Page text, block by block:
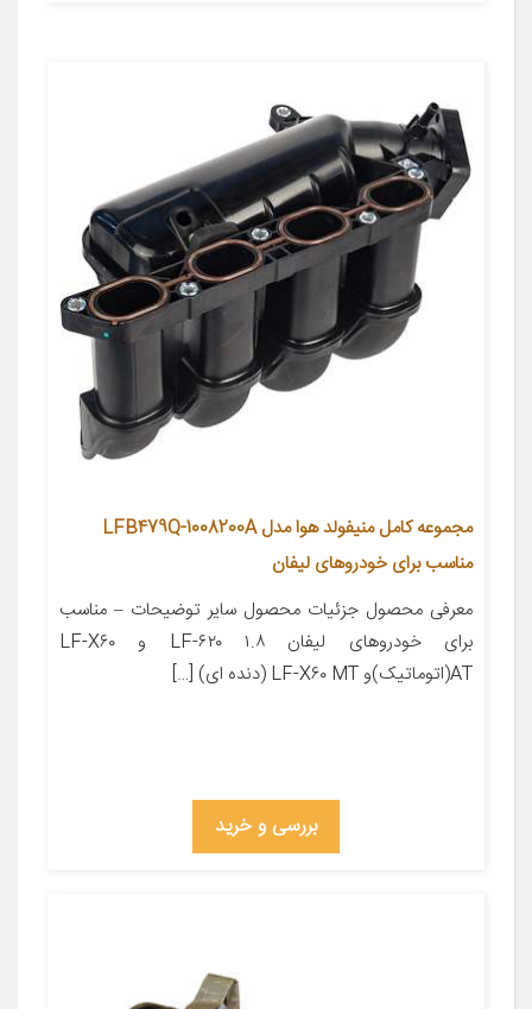
مجموعه کامل منیفولد هوا مدل LFB479Q-1008200A
مناسب برای خودروهای لیفان
معرفی محصول جزئیات محصول سایر توضیحات – مناسب
برای خودروهای لیفان LF-۶۲۰ ۱.۸ و LF-X۶۰
AT(اتوماتیک)و LF-X۶۰ MT (دنده ای) […]
بررسی و خرید